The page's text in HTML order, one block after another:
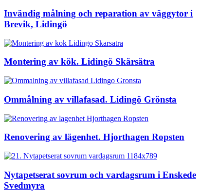
Invändig målning och reparation av väggytor i
Brevik, Lidingö
Montering av kök. Lidingö Skärsätra
Ommålning av villafasad. Lidingö Grönsta
Renovering av lägenhet. Hjorthagen Ropsten
Nytapetserat sovrum och vardagsrum i Enskede
Svedmyra